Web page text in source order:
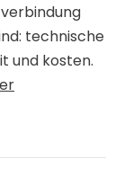
technische
und kosten.